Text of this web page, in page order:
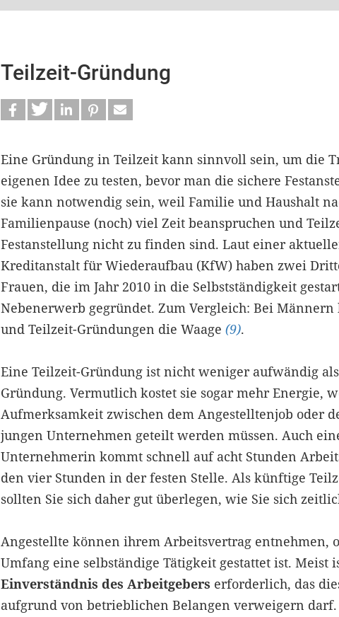
Teilzeit-Gründung
Eine Gründung in Teilzeit kann sinnvoll sein, um die
eigenen Idee zu testen, bevor man die sichere
sie kann notwendig sein, weil Familie und Haushalt
Familienpause (noch) viel Zeit beanspruchen und
Festanstellung nicht zu finden sind. Laut einer
Kreditanstalt für Wiederaufbau (KfW) haben zwei
Frauen, die im Jahr 2010 in die Selbstständigkeit
Nebenerwerb gegründet. Zum Vergleich: Bei
und Teilzeit-Gründungen die Waage (9).
Eine Teilzeit-Gründung ist nicht weniger aufwändig
Gründung. Vermutlich kostet sie sogar mehr Energie,
Aufmerksamkeit zwischen dem Angestelltenjob oder
jungen Unternehmen geteilt werden müssen. Auch
Unternehmerin kommt schnell auf acht Stunden
den vier Stunden in der festen Stelle. Als künftige
sollten Sie sich daher gut überlegen, wie Sie sich
Angestellte können ihrem Arbeitsvertrag entnehmen,
Umfang eine selbständige Tätigkeit gestattet ist. Meist
Einverständnis des Arbeitgebers erforderlich, das
aufgrund von betrieblichen Belangen verweigern darf.